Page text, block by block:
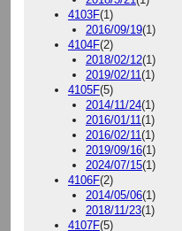
4103F(1)
2016/09/19(1)
4104F(2)
2018/02/12(1)
2019/02/11(1)
4105F(5)
2014/11/24(1)
2016/01/11(1)
2016/02/11(1)
2019/09/16(1)
2024/07/15(1)
4106F(2)
2014/05/06(1)
2018/11/23(1)
4107F(5)